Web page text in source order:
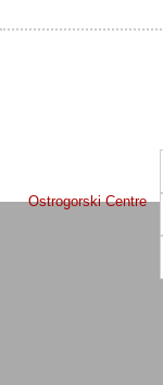
Ostrogorski Centre